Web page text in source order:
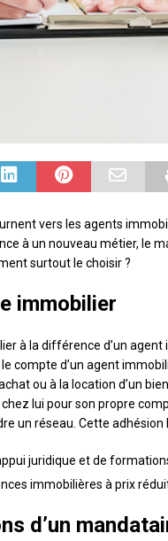
vers les agents
à un nouveau métier, le
surtout le choisir ?
immobilier
à la différence d’un
compte d’un agent
ou à la location d’un
lui pour son propre
un réseau. Cette
juridique et de
immobilières à prix
d’un